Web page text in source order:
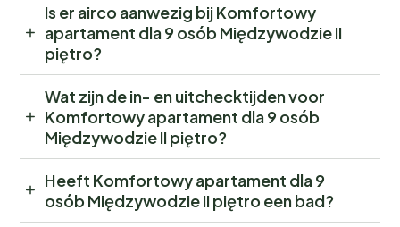
Is er airco aanwezig bij Komfortowy
apartament dla 9 osób Międzywodzie II
piętro?
Wat zijn de in- en uitchecktijden voor
Komfortowy apartament dla 9 osób
Międzywodzie II piętro?
Heeft Komfortowy apartament dla 9
osób Międzywodzie II piętro een bad?